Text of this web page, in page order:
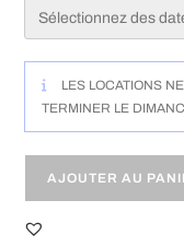
nature
-
15kg)
LES LOCATIONS
TERMINER LE
AJOUTER AU